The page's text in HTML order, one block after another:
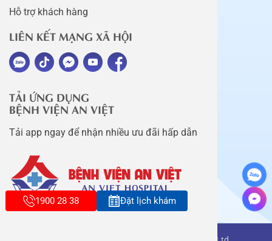
Hỗ trợ khách hàng
LIÊN KẾT MẠNG XÃ HỘI
TẢI ỨNG DỤNG
BỆNH VIỆN AN VIỆT
Tải app ngay để nhận nhiều ưu đãi hấp dẫn
1900 28 38 Đặt lịch khám